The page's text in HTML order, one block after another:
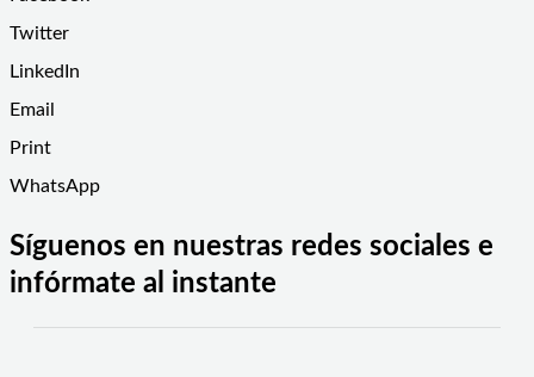
Twitter
LinkedIn
Email
Print
WhatsApp
Síguenos en nuestras redes sociales e
infórmate al instante